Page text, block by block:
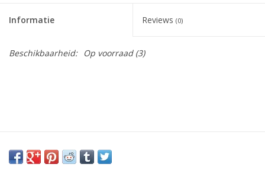
Informatie Reviews (0)
Beschikbaarheid: Op voorraad(3)